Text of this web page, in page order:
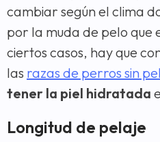
cambiar según el clima
por la muda de pelo que
ciertos casos, hay que
las razas de perros sin
tener la piel hidratada
Longitud de pelaje